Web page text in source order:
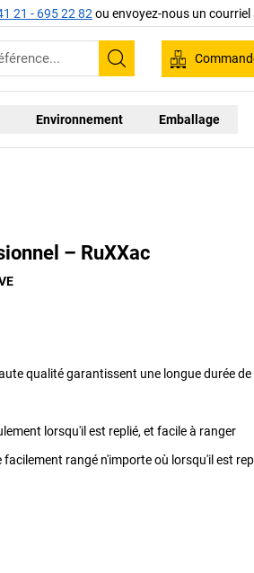
21 - 695 22 82 ou envoyez-nous un courriel
Recherche
Environnement Emballage
– RuXXac
qualité garantissent une longue durée de
lorsqu'il est replié, et facile à ranger
facilement rangé n'importe où lorsqu'il est